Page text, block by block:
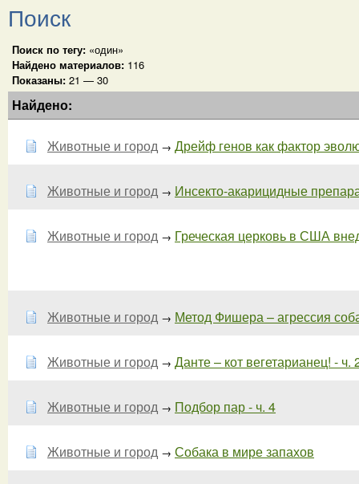
Поиск
Поиск по тегу: «один»
Найдено материалов: 116
Показаны: 21 — 30
Найдено:
Животные и город → Дрейф генов как фактор
Животные и город → Инсекто-акарицидные
Животные и город → Греческая церковь в США
Животные и город → Метод Фишера – агрессия
Животные и город → Данте – кот вегетарианец! - ч.
Животные и город → Подбор пар - ч. 4
Животные и город → Собака в мире запахов